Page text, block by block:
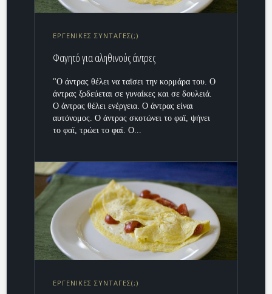
ΕΡΓΕΝΙΚΕΣ ΣΥΝΤΑΓΕΣ(;)
Φαγητό για αληθινούς άντρες
"Ο άντρας θέλει να ταϊσει την κορμάρα του. Ο
άντρας ξοδεύεται σε γυναίκες και σε δουλειά.
Ο άντρας θέλει ενέργεια. Ο άντρας είναι
αυτόνομος. Ο άντρας σκοτώνει το φαϊ, ψήνει
το φαϊ, τρώει το φαϊ. Ο...
ΕΡΓΕΝΙΚΕΣ ΣΥΝΤΑΓΕΣ(;)